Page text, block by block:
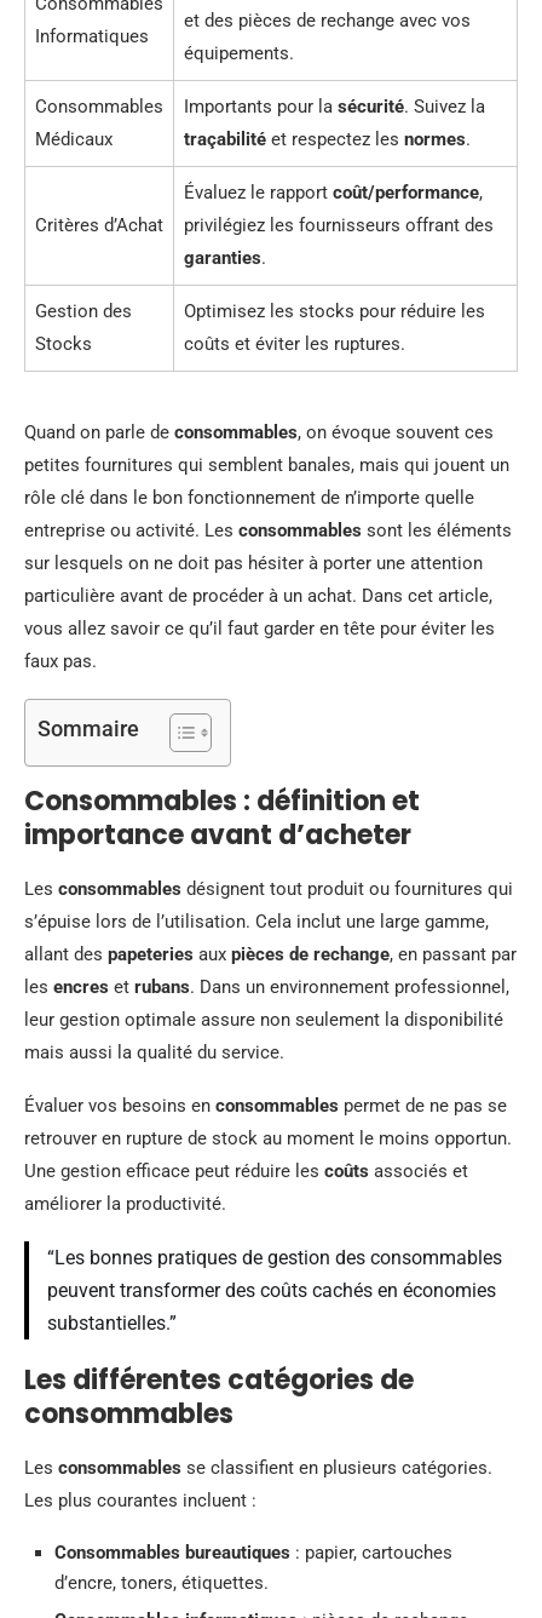
Informatiques
et des pièces de rechange avec vos
équipements.
Consommables
Médicaux
Importants pour la sécurité. Suivez la
traçabilité et respectez les normes.
Critères d’Achat
Évaluez le rapport coût/performance,
privilégiez les fournisseurs offrant des
garanties.
Gestion des
Stocks
Optimisez les stocks pour réduire les
coûts et éviter les ruptures.
Quand on parle de consommables, on évoque souvent ces
petites fournitures qui semblent banales, mais qui jouent un
rôle clé dans le bon fonctionnement de n’importe quelle
entreprise ou activité. Les consommables sont les éléments
sur lesquels on ne doit pas hésiter à porter une attention
particulière avant de procéder à un achat. Dans cet article,
vous allez savoir ce qu’il faut garder en tête pour éviter les
faux pas.
Sommaire
Consommables : définition et
importance avant d’acheter
Les consommables désignent tout produit ou fournitures qui
s’épuise lors de l’utilisation. Cela inclut une large gamme,
allant des papeteries aux pièces de rechange, en passant par
les encres et rubans. Dans un environnement professionnel,
leur gestion optimale assure non seulement la disponibilité
mais aussi la qualité du service.
Évaluer vos besoins en consommables permet de ne pas se
retrouver en rupture de stock au moment le moins opportun.
Une gestion efficace peut réduire les coûts associés et
améliorer la productivité.
“Les bonnes pratiques de gestion des consommables
peuvent transformer des coûts cachés en économies
substantielles.”
Les différentes catégories de
consommables
Les consommables se classifient en plusieurs catégories.
Les plus courantes incluent :
Consommables bureautiques : papier, cartouches
d’encre, toners, étiquettes.